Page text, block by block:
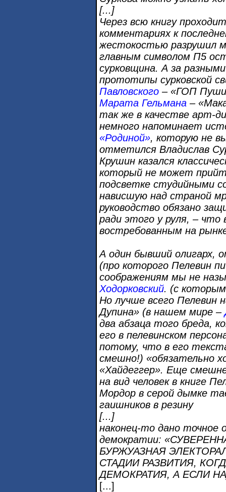
[...]
Через всю книгу
комментариях к
жестокостью разрушил
главным символом П5
сурковщина. А за
прототипы сурковской
Павловского – «ГОП
Марата Гельмана –
так же в качестве арт-
немного напоминает
«Родиной», которую не
отметился Владислав
Крушин казался
который не может
подсветке студийными
нависшую над страной
руководство обязано
ради этого у руля, – что
востребованным на
А один бывший олигарх,
(про которого Пелевин
соображениям мы не
Ходорковский. (с
Но лучше всего Пелевин
Дупина» (в нашем мире –
два абзаца того бреда,
его в пелевинском
потому, что в его
смешно!) «обязательно
«Хайдеггер». Еще
на вид человек в книге
Мордор в серой дымке
гаишников в резину
[...]
наконец-то дано точное
демократии:
БУРЖУАЗНАЯ
СТАДИИ РАЗВИТИЯ,
ДЕМОКРАТИЯ, А ЕСЛИ
[...]